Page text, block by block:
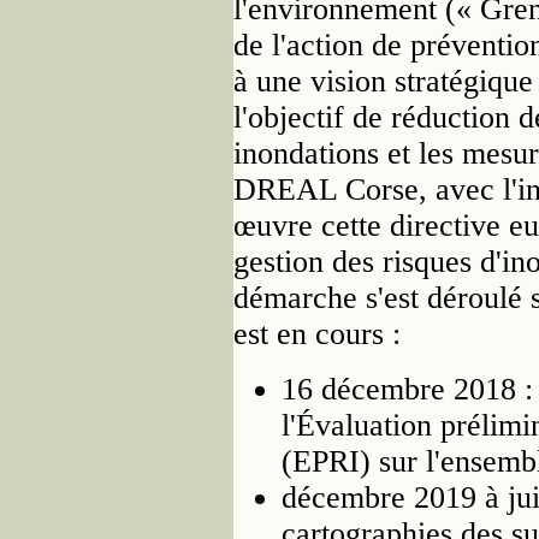
l'environnement («
de l'action de
à une vision
l'objectif de réduction
inondations et les
DREAL Corse, avec
œuvre cette directive
gestion des risques
démarche s'est
est en cours :
16 décembre 2018
l'Évaluation
(EPRI) sur
décembre 2019 à